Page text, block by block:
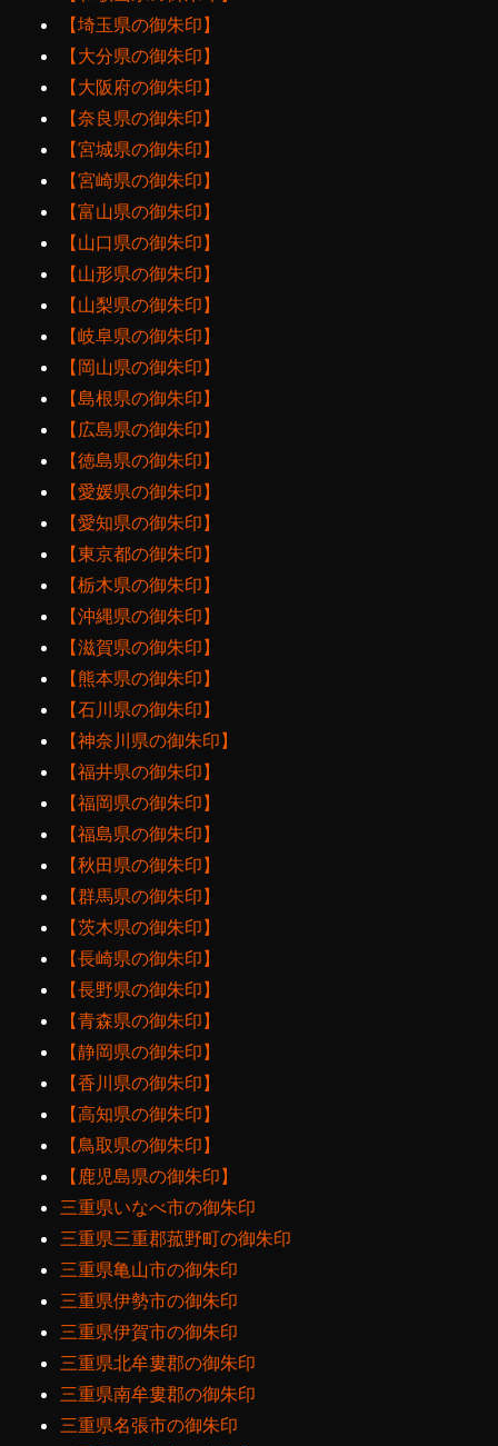
【埼玉県の御朱印】
【大分県の御朱印】
【大阪府の御朱印】
【奈良県の御朱印】
【宮城県の御朱印】
【宮崎県の御朱印】
【富山県の御朱印】
【山口県の御朱印】
【山形県の御朱印】
【山梨県の御朱印】
【岐阜県の御朱印】
【岡山県の御朱印】
【島根県の御朱印】
【広島県の御朱印】
【徳島県の御朱印】
【愛媛県の御朱印】
【愛知県の御朱印】
【東京都の御朱印】
【栃木県の御朱印】
【沖縄県の御朱印】
【滋賀県の御朱印】
【熊本県の御朱印】
【石川県の御朱印】
【神奈川県の御朱印】
【福井県の御朱印】
【福岡県の御朱印】
【福島県の御朱印】
【秋田県の御朱印】
【群馬県の御朱印】
【茨木県の御朱印】
【長崎県の御朱印】
【長野県の御朱印】
【青森県の御朱印】
【静岡県の御朱印】
【香川県の御朱印】
【高知県の御朱印】
【鳥取県の御朱印】
【鹿児島県の御朱印】
三重県いなべ市の御朱印
三重県三重郡菰野町の御朱印
三重県亀山市の御朱印
三重県伊勢市の御朱印
三重県伊賀市の御朱印
三重県北牟婁郡の御朱印
三重県南牟婁郡の御朱印
三重県名張市の御朱印